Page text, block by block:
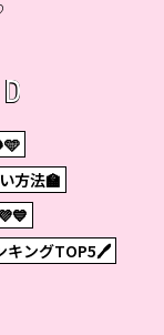
方法🏫
キングTOP5🖊